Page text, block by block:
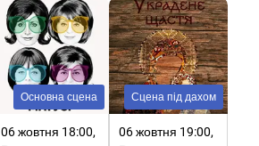
Основна сцена
06 жовтня 18:00,
Сцена під дахом
06 жовтня 19:00,